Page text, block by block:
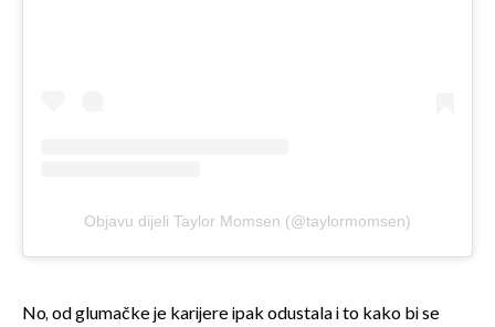
Objavu dijeli Taylor Momsen (@taylormomsen)
No, od glumačke je karijere ipak odustala i to kako bi se